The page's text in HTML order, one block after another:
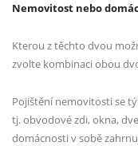
Nemovitost nebo
Kterou z těchto dvou
zvolte kombinaci obou
Pojištění nemovitosti se
tj. obvodové zdi, okna,
domácnosti v sobě